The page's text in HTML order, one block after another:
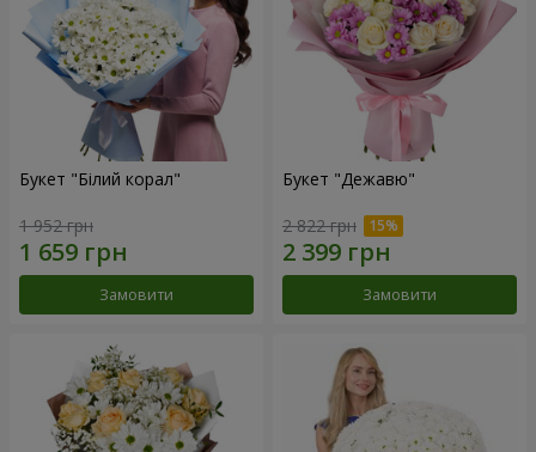
Букет "Білий корал"
1 952 грн
Замовити
Букет "Дежавю"
2 822 грн
Замовити